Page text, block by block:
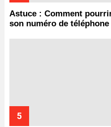
Astuce : Comment
son numéro de téléphone